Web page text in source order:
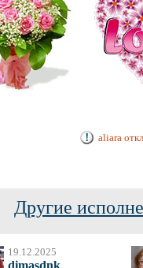
aliara
Другие
19.12.2025